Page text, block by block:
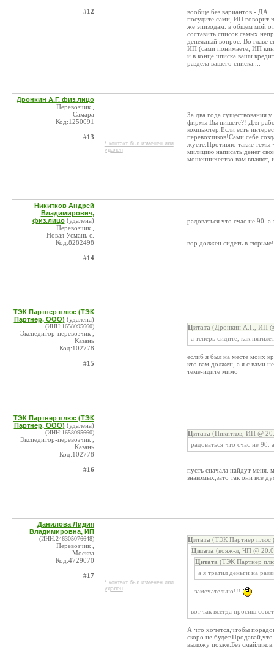
#12
вообще без вариантов - ДА.
посудите сами, ИП говорит
же эпизодам. в общем мой
составить список самых
денежный вопрос. Во главе
ИП (сами понимаете, ИП
и в конце чписка ваши
раздела вашего списка....
Дронкин А.Г. физ.лицо
Перевозчик ,
Самара
Код:1250091
#13
* контакт был изменен или
удален
За два года существования
фирмы Вы пишете?! Для
компьютер.Если есть
перевозчиков!Сами себе
жуете.Противно такие темы
милицию написать:денег
мошенничество вам впаяют,
Никитков Андрей
Владимирович,
физ.лицо (удалена)
Перевозчик ,
Новая Усмань с.
Код:8282498
#14
радоваться что счас не 90.
вор должен сидеть в
ТЭК Партнер плюс (ТЭК
Партнер, ООО) (удалена)
(ИНН:1658095660)
Экспедитор-перевозчик ,
Казань
Код:102778
#15
Цитата (Дронкин А.Г., ИП
а теперь сидите, как
еслиб я был на месте моих
кто вам должен, а я с вами
теме-идите мимо
ТЭК Партнер плюс (ТЭК
Партнер, ООО) (удалена)
(ИНН:1658095660)
Экспедитор-перевозчик ,
Казань
Код:102778
#16
Цитата (Никитков, ИП @
радоваться что счас не
пусть сначала найдут меня.
знакомых,зато так они все
Данилова Лидия
Владимировна, ИП
(ИНН:246305076648)
Перевозчик ,
Москва
Код:4729070
#17
* контакт был изменен или
удален
Цитата (ТЭК Партнер плюс
Цитата (вояж-л, ЧП @
Цитата (ТЭК Партнер
а я тратил деньги на
замечательно!!!
вот так всегда просиш
А что хочется,чтобы
скоро не
выложу позже.Без смайликов.